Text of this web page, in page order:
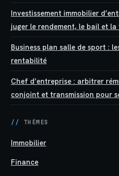
Investissement immobilier
juger le rendement, le bail et
Business plan salle de sport :
rentabilité
Chef d’entreprise : arbitrer
conjoint et transmission pour
// THÈMES
Immobilier
Finance